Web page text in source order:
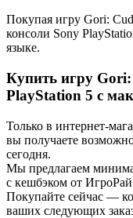
Покупая игру Gori:
консоли Sony
языке.
Купить игру
PlayStation 5 с
Только в интернет-
вы получаете
сегодня.
Мы предлагаем
с кешбэком от
Покупайте сейчас —
ваших следующих